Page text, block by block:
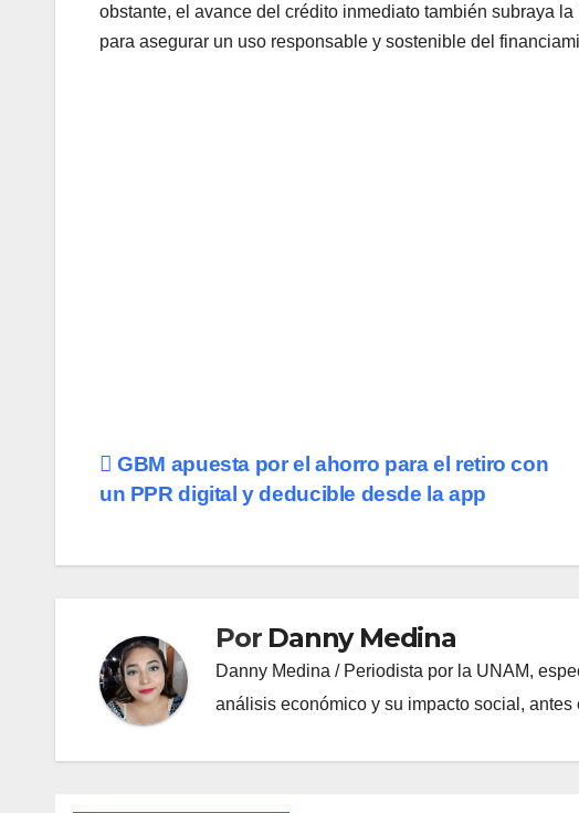
obstante, el avance del crédito inmediato también subraya la
para asegurar un uso responsable y sostenible del
Navegación
entradas
GBM apuesta por el ahorro para el retiro con
un PPR digital y deducible desde la app
Por Danny Medina
Danny Medina / Periodista por la UNAM,
análisis económico y su impacto social,